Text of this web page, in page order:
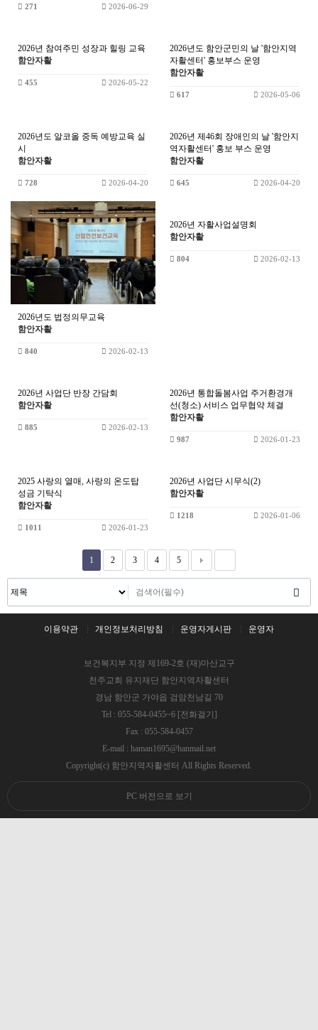
271 2026-06-29
2026년 참여주민 성장과 힐링 교육
함안자활
455 2026-05-22
2026년도 함안군민의 날 '함안지역
자활센터' 홍보부스 운영
함안자활
617 2026-05-06
2026년도 알코올 중독 예방교육 실
시
함안자활
728 2026-04-20
2026년 제46회 장애인의 날 '함안지
역자활센터' 홍보 부스 운영
함안자활
645 2026-04-20
2026년도 법정의무교육
함안자활
840 2026-02-13
2026년 자활사업설명회
함안자활
804 2026-02-13
2026년 사업단 반장 간담회
함안자활
885 2026-02-13
2026년 통합돌봄사업 주거환경개
선(청소) 서비스 업무협약 체결
함안자활
987 2026-01-23
2025 사랑의 열매, 사랑의 온도탑
성금 기탁식
함안자활
1011 2026-01-23
2026년 사업단 시무식(2)
함안자활
1218 2026-01-06
1 2 3 4 5
이용약관 개인정보처리방침 운영자게시판 운영자
보건복지부 지정 제169-2호 (재)마산교구
천주교회 유지재단 함안지역자활센터
경남 함안군 가야읍 검암천남길 70
Tel : 055-584-0455~6 [전화걸기]
Fax : 055-584-0457
E-mail : haman1695@hanmail.net
Copyright(c) 함안지역자활센터 All Rights Reserved.
PC 버전으로 보기